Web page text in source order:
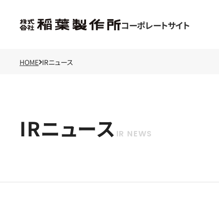
コーポレートサイト
HOME IRニュース
IRニュース